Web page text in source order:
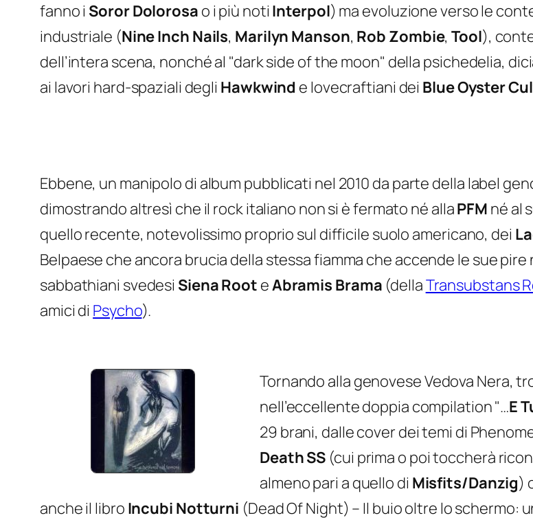
fanno i Soror Dolorosa o i più noti Interpol) ma evoluzione verso le
industriale (Nine Inch Nails, Marilyn Manson, Rob Zombie,Tool),
dell’intera scena, nonché al "dark side of the moon" della psichedelia,
ai lavori hard-spaziali degli Hawkwind e lovecraftiani dei Blue Oyster
Ebbene, un manipolo di album pubblicati nel 2010 da parte della label
dimostrando altresì che il rock italiano non si è fermato né allaPFM né al
quello recente, notevolissimo proprio sul difficile suolo americano, dei
Belpaese che ancora brucia della stessa fiamma che accende le sue pire
sabbathiani svedesi Siena Root eAbramis Brama (dellaTransubstans
amici di Psycho).
Tornando alla genoveseVedova Nera,
nell’eccellente doppia compilation "…E
29 brani, dalle cover dei temi di
Death SS (cui prima o poi toccherà
almeno pari a quello di Misfits/Danzig)
anche il libro Incubi Notturni (Dead Of Night) – Il buio oltre lo schermo: